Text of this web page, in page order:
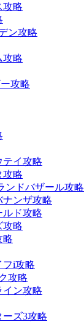
攻略
ン攻略
攻略
攻略
テイ攻略
攻略
ンドバザール攻略
ナンザ攻略
ルド攻略
攻略
略
フi攻略
攻略
イン攻略
ーズ3攻略